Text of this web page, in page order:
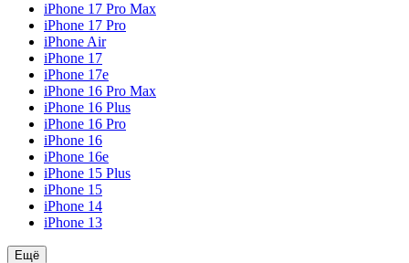
iPhone 17 Pro Max
iPhone 17 Pro
iPhone Air
iPhone 17
iPhone 17e
iPhone 16 Pro Max
iPhone 16 Plus
iPhone 16 Pro
iPhone 16
iPhone 16e
iPhone 15 Plus
iPhone 15
iPhone 14
iPhone 13
Ещё